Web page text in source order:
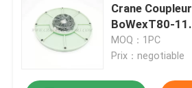
Crane
BoWexT80-
MOQ：1PC
Prix：negotiable